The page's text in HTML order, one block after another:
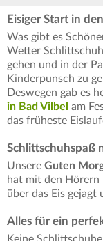
Eisiger Start in
Was gibt es
Wetter
gehen und in der
Kinderpunsch zu
Deswegen gab es
in Bad Vilbel am
das früheste
Schlittschuhspaß
Unsere Guten
hat mit den Hörern
über das Eis gejagt
Alles für ein